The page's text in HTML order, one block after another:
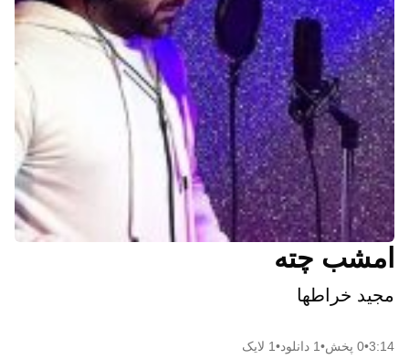
امشب چته
مجید خراطها
3:14
•
0 پخش•
1 دانلود•
1 لایک